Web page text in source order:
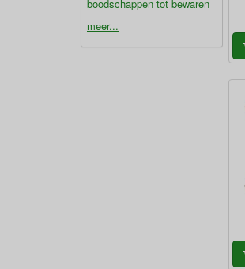
boodschappen tot bewaren
meer...